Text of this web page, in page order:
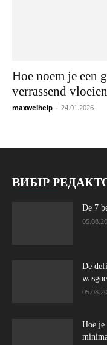
Hoe noem je een
verrassend
maxwelhelp - 24.01.2026
ВИБІР
De 7
De
Hoe je